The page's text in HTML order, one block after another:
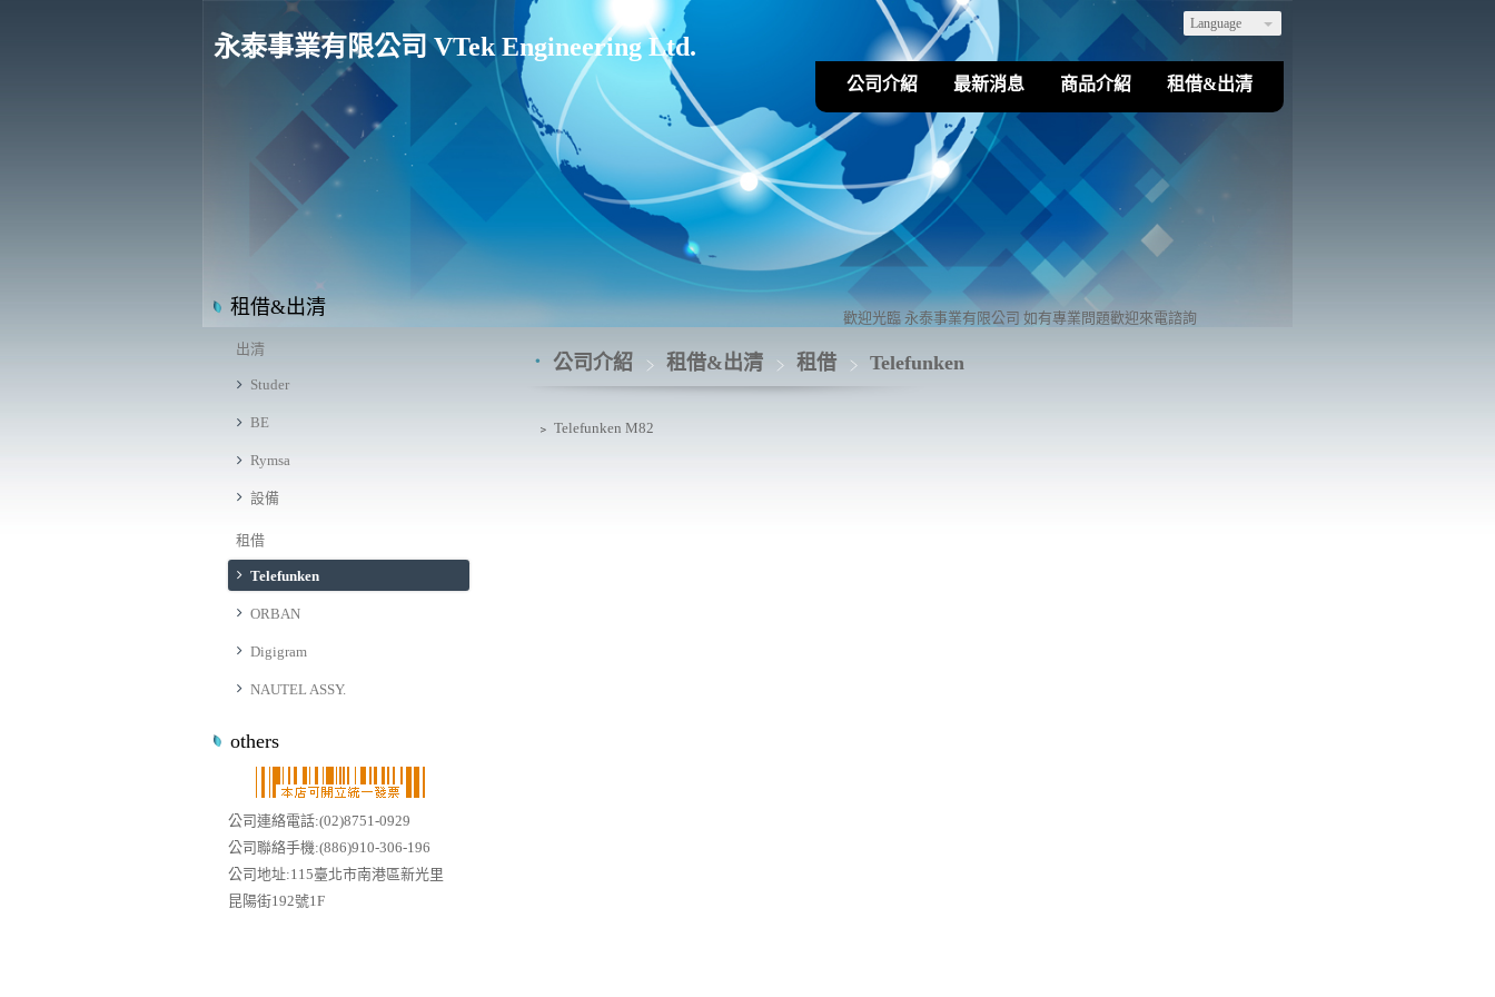
Language
永泰事業有限公司 VTek Engineering Ltd.
公司介紹 最新消息 商品介紹 租借&出清
租借&出清
出清
Studer
BE
Rymsa
設備
租借
Telefunken
ORBAN
Digigram
NAUTEL ASSY.
others
公司連絡電話:(02)8751-0929
公司聯絡手機:(886)910-306-196
公司地址:115臺北市南港區新光里
昆陽街192號1F
歡迎光臨 永泰事業有限公司 如有專業問題歡迎來電諮詢
公司介紹 租借&出清 租借 Telefunken
﹥ Telefunken M82